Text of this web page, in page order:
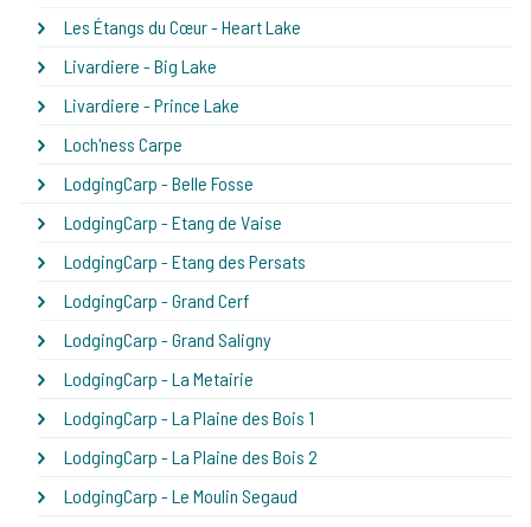
Les Étangs du Cœur - Heart Lake
Livardiere - Big Lake
Livardiere - Prince Lake
Loch'ness Carpe
LodgingCarp - Belle Fosse
LodgingCarp - Etang de Vaise
LodgingCarp - Etang des Persats
LodgingCarp - Grand Cerf
LodgingCarp - Grand Saligny
LodgingCarp - La Metairie
LodgingCarp - La Plaine des Bois 1
LodgingCarp - La Plaine des Bois 2
LodgingCarp - Le Moulin Segaud